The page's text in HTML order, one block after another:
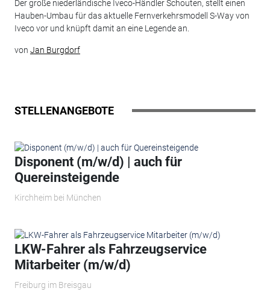
Der große niederländische Iveco-Händler Schouten, stellt einen
Hauben-Umbau für das aktuelle Fernverkehrsmodell S-Way von
Iveco vor und knüpft damit an eine Legende an.
von Jan Burgdorf
STELLENANGEBOTE
Disponent (m/w/d) | auch für
Quereinsteigende
Kirchheim bei München
LKW-Fahrer als Fahrzeugservice
Mitarbeiter (m/w/d)
Freiburg im Breisgau